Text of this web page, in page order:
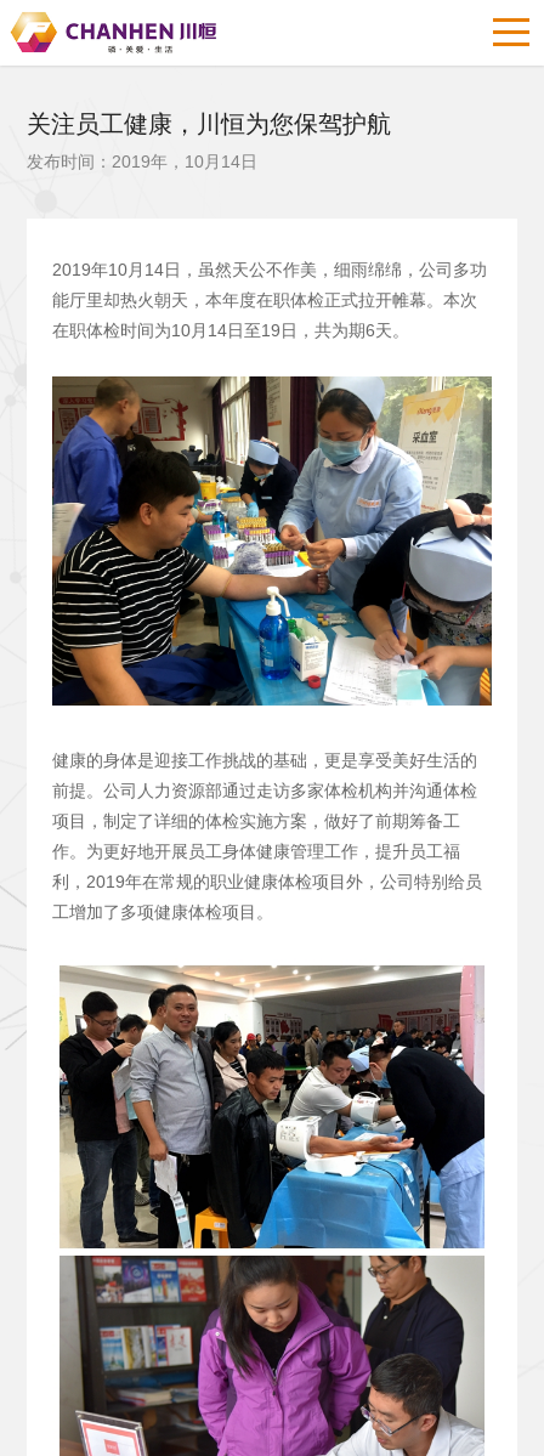
关注员工健康，川恒为您保驾护航
发布时间：2019年，10月14日
2019年10月14日，虽然天公不作美，细雨绵绵，公司多功
能厅里却热火朝天，本年度在职体检正式拉开帷幕。本次
在职体检时间为10月14日至19日，共为期6天。
健康的身体是迎接工作挑战的基础，更是享受美好生活的
前提。公司人力资源部通过走访多家体检机构并沟通体检
项目，制定了详细的体检实施方案，做好了前期筹备工
作。为更好地开展员工身体健康管理工作，提升员工福
利，2019年在常规的职业健康体检项目外，公司特别给员
工增加了多项健康体检项目。